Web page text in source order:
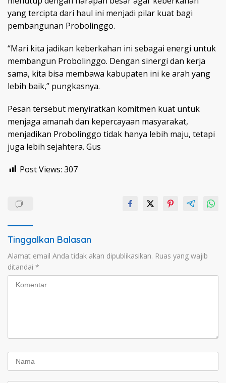
yang tercipta dari haul ini menjadi pilar kuat bagi
pembangunan Probolinggo.
“Mari kita jadikan keberkahan ini sebagai energi untuk
membangun Probolinggo. Dengan sinergi dan kerja
sama, kita bisa membawa kabupaten ini ke arah yang
lebih baik,” pungkasnya.
Pesan tersebut menyiratkan komitmen kuat untuk
menjaga amanah dan kepercayaan masyarakat,
menjadikan Probolinggo tidak hanya lebih maju, tetapi
juga lebih sejahtera. Gus
Post Views: 307
Tinggalkan Balasan
Alamat email Anda tidak akan dipublikasikan. Ruas yang wajib
ditandai *